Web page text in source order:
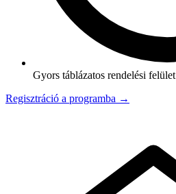
Gyors táblázatos rendelési felület
Regisztráció a programba →